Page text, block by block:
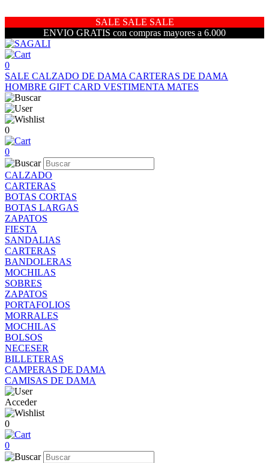
SALE SALE SALE
ENVIO GRATIS con compras mayores a 6.000
0
SALE CALZADO DE DAMA CARTERAS DE DAMA
HOMBRE GIFT CARD VESTIMENTA MATES
0
0
CALZADO
CARTERAS
BOTAS CORTAS
BOTAS LARGAS
ZAPATOS
FIESTA
SANDALIAS
CARTERAS
BANDOLERAS
MOCHILAS
SOBRES
ZAPATOS
PORTAFOLIOS
MORRALES
MOCHILAS
BOLSOS
NECESER
BILLETERAS
CAMPERAS DE DAMA
CAMISAS DE DAMA
Acceder
0
0